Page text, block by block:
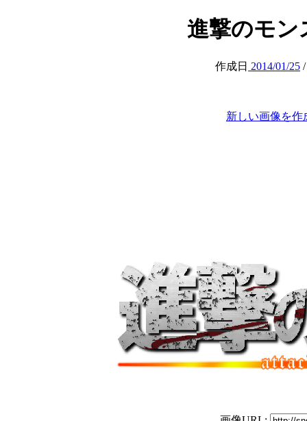
進撃のモン
作成日 2014/01/25
新しい画像を作